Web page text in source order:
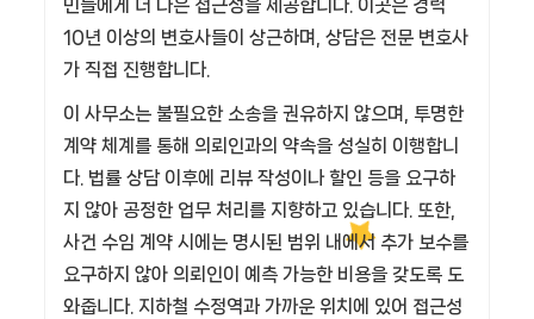
민들에게 더 나은 접근성을 제공합니다. 이곳은 경력
10년 이상의 변호사들이 상근하며, 상담은 전문 변호사
가 직접 진행합니다.
이 사무소는 불필요한 소송을 권유하지 않으며, 투명한
계약 체계를 통해 의뢰인과의 약속을 성실히 이행합니
다. 법률 상담 이후에 리뷰 작성이나 할인 등을 요구하
지 않아 공정한 업무 처리를 지향하고 있습니다. 또한,
사건 수임 계약 시에는 명시된 범위 내에서 추가 보수를
요구하지 않아 의뢰인이 예측 가능한 비용을 갖도록 도
와줍니다. 지하철 수정역과 가까운 위치에 있어 접근성